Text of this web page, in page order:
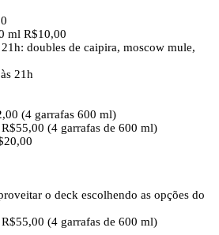
ml R$10,00
doubles de caipira, moscow mule,
21h
(4 garrafas 600 ml)
(4 garrafas de 600 ml)
o deck escolhendo as opções do
(4 garrafas de 600 ml)